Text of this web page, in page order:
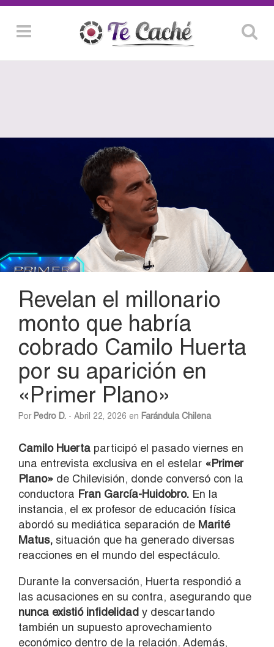
Revelan el millonario
monto que habría
cobrado Camilo Huerta
por su aparición en
«Primer Plano»
Por Pedro D. - Abril 22, 2026 en Farándula Chilena
Camilo Huerta participó el pasado viernes en
una entrevista exclusiva en el estelar «Primer
Plano» de Chilevisión, donde conversó con la
conductora Fran García-Huidobro. En la
instancia, el ex profesor de educación física
abordó su mediática separación de Marité
Matus, situación que ha generado diversas
reacciones en el mundo del espectáculo.
Durante la conversación, Huerta respondió a
las acusaciones en su contra, asegurando que
nunca existió infidelidad y descartando
también un supuesto aprovechamiento
económico dentro de la relación. Además,